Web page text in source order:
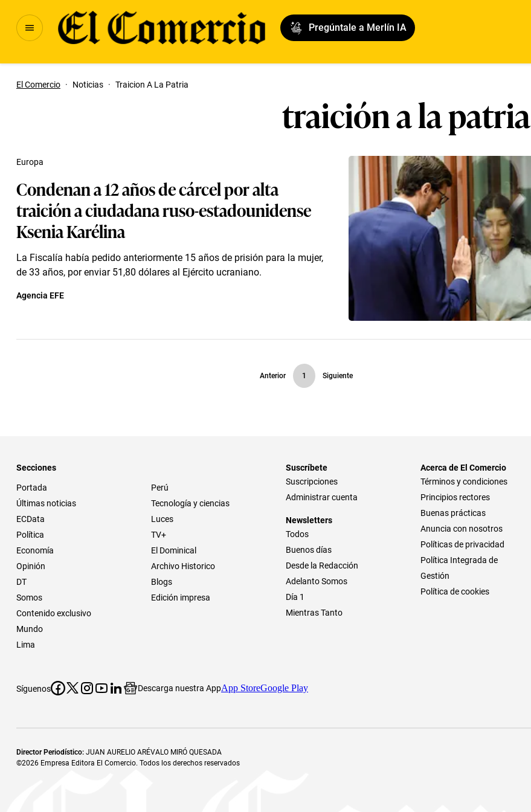
Pregúntale a Merlín IA
El Comercio · Noticias · Traicion A La Patria
traición a la patria
Condenan a 12 años de cárcel por alta
traición a ciudadana ruso-estadounidense
Ksenia Karélina
La Fiscalía había pedido anteriormente 15 años de prisión para la mujer,
de 33 años, por enviar 51,80 dólares al Ejército ucraniano.
Europa
Agencia EFE
Anterior 1 Siguiente
Secciones
Portada
Últimas noticias
ECData
Política
Economía
Opinión
DT
Somos
Contenido exclusivo
Mundo
Lima
Perú
Tecnología y ciencias
Luces
TV+
El Dominical
Archivo Historico
Blogs
Edición impresa
Suscríbete
Suscripciones
Administrar cuenta
Newsletters
Todos
Buenos días
Desde la Redacción
Adelanto Somos
Día 1
Mientras Tanto
Acerca de El Comercio
Términos y condiciones
Principios rectores
Buenas prácticas
Anuncia con nosotros
Políticas de privacidad
Política Integrada de
Gestión
Política de cookies
Síguenos Descarga nuestra AppApp StoreGoogle Play
Director Periodístico: JUAN AURELIO ARÉVALO MIRÓ QUESADA
©2026 Empresa Editora El Comercio. Todos los derechos reservados